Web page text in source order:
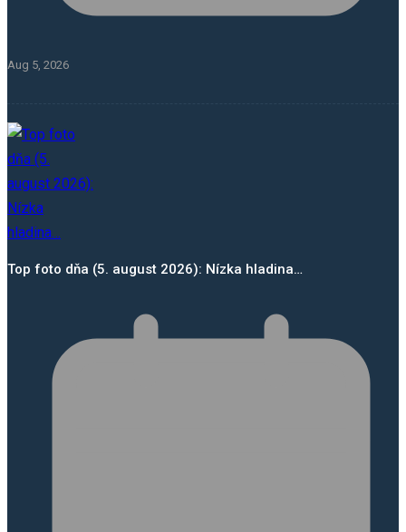
Aug 5, 2026
Top foto dňa (5. august 2026): Nízka hladina…